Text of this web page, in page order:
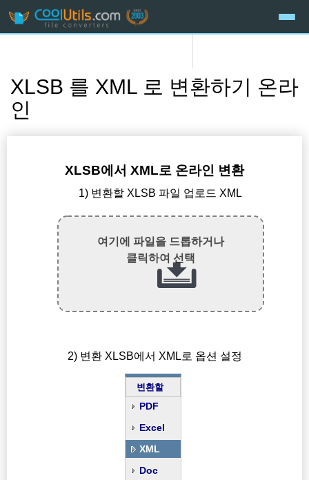
XLSB 를 XML 로 변환하기 온라
인
XLSB에서 XML로 온라인 변환
1) 변환할 XLSB 파일 업로드 XML
여기에 파일을 드롭하거나
클릭하여 선택
2) 변환 XLSB에서 XML로 옵션 설정
변환할
PDF
Excel
XML
Doc